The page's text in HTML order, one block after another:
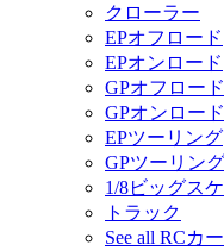
クローラー
EPオフロード
EPオンロード
GPオフロード
GPオンロード
EPツーリング
GPツーリング
1/8ビッグス
トラック
See all RCカー